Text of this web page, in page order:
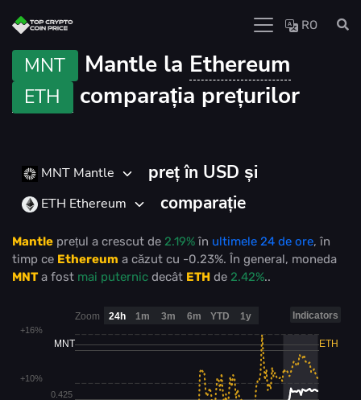
RO
MNT Mantle la Ethereum
ETH comparația prețurilor
MNT Mantle preț în USD și
ETH Ethereum comparație
Mantle prețul a crescut de 2.19%în ultimele 24 de ore, în
timp ce Ethereum a căzut cu -0.23%. În general, moneda
MNTa fost mai puternic decât ETH de 2.42%..
Indicators
MNT ETH
Zoom 24h 1m 3m 6m YTD 1y
0.425
+10%
+16%